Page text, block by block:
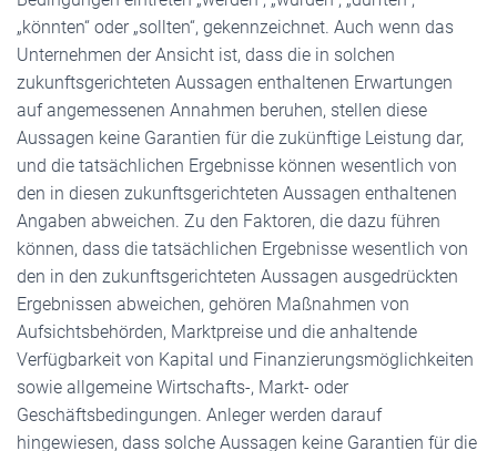
„könnten“ oder „sollten“, gekennzeichnet. Auch wenn das
Unternehmen der Ansicht ist, dass die in solchen
zukunftsgerichteten Aussagen enthaltenen Erwartungen
auf angemessenen Annahmen beruhen, stellen diese
Aussagen keine Garantien für die zukünftige Leistung dar,
und die tatsächlichen Ergebnisse können wesentlich von
den in diesen zukunftsgerichteten Aussagen enthaltenen
Angaben abweichen. Zu den Faktoren, die dazu führen
können, dass die tatsächlichen Ergebnisse wesentlich von
den in den zukunftsgerichteten Aussagen ausgedrückten
Ergebnissen abweichen, gehören Maßnahmen von
Aufsichtsbehörden, Marktpreise und die anhaltende
Verfügbarkeit von Kapital und Finanzierungsmöglichkeiten
sowie allgemeine Wirtschafts-, Markt- oder
Geschäftsbedingungen. Anleger werden darauf
hingewiesen, dass solche Aussagen keine Garantien für die